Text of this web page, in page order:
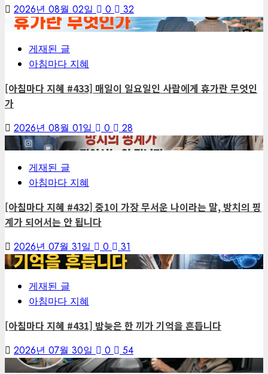
2026년 08월 02일 0
32
게재된 글
아침마다 지혜
[아침마다 지혜 #433] 매일이 일요일인 사람에게 휴가란 무엇인
가
2026년 08월 01일 0
28
게재된 글
아침마다 지혜
[아침마다 지혜 #432] 중1이 가장 무서운 나이라는 말, 방치의 핑
계가 되어서는 안 됩니다
2026년 07월 31일 0
31
5
게재된 글
아침마다 지혜
[아침마다 지혜 #431] 밤늦은 한 끼가 기억을 흔듭니다
2026년 07월 30일 0
54
6